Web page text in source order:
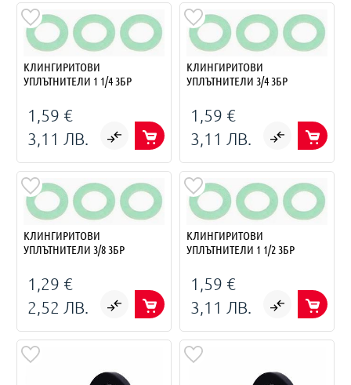
КЛИНГИРИТОВИ
УПЛЪТНИТЕЛИ 1 1/4 3БР
1,59 €
3,11 ЛВ.
КЛИНГИРИТОВИ
УПЛЪТНИТЕЛИ 3/4 3БР
1,59 €
3,11 ЛВ.
КЛИНГИРИТОВИ
УПЛЪТНИТЕЛИ 3/8 3БР
1,29 €
2,52 ЛВ.
КЛИНГИРИТОВИ
УПЛЪТНИТЕЛИ 1 1/2 3БР
1,59 €
3,11 ЛВ.